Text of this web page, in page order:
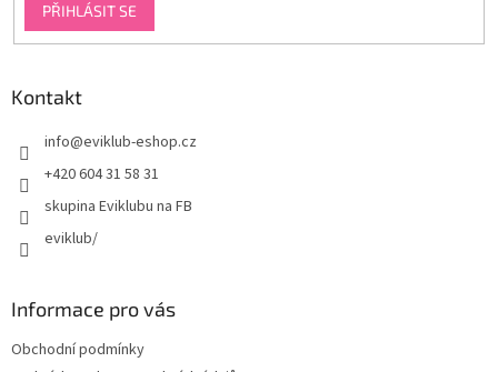
PŘIHLÁSIT SE
Kontakt
info@eviklub-eshop.cz
+420 604 31 58 31
skupina Eviklubu na FB
eviklub/
Informace pro vás
Obchodní podmínky